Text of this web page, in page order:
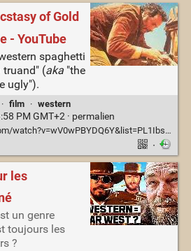
of Gold
- YouTube
spaghetti
truand" (aka"the
ugly").
· film · western
PM GMT+2 · permalien
·
les
un genre
toujours les
?